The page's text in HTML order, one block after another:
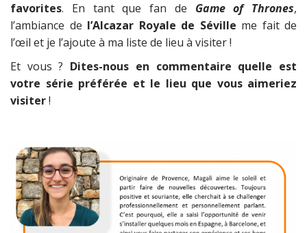
favorites. En tant que fan de Game of Thrones,
l’ambiance de l’Alcazar Royale de Séville me fait de
l’œil et je l’ajoute à ma liste de lieu à visiter !
Et vous ? Dites-nous en commentaire quelle est
votre série préférée et le lieu que vous aimeriez
visiter!